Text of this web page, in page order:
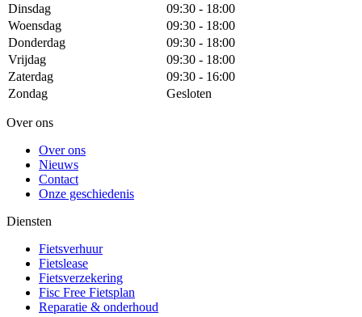
Dinsdag
09:30 - 18:00
Woensdag
09:30 - 18:00
Donderdag
09:30 - 18:00
Vrijdag
09:30 - 18:00
Zaterdag
09:30 - 16:00
Zondag
Gesloten
Over ons
Over ons
Nieuws
Contact
Onze geschiedenis
Diensten
Fietsverhuur
Fietslease
Fietsverzekering
Fisc Free Fietsplan
Reparatie & onderhoud